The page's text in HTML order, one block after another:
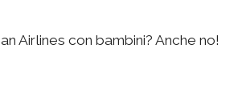
Airlines con bambini? Anche no!